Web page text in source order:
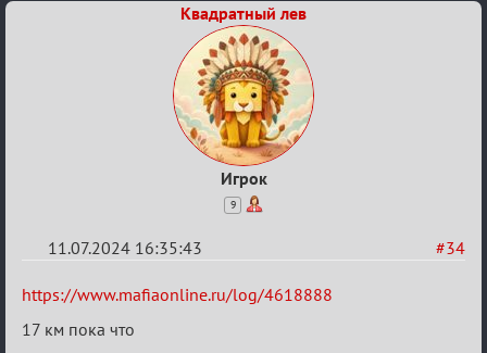
Квадратный лев
Игрок
9
#34
11.07.2024 16:35:43
Re:
20
https://www.mafiaonline.ru/log/4618888
17 км пока что